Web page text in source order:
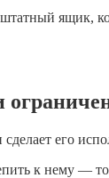
ящик,
его
к нему —